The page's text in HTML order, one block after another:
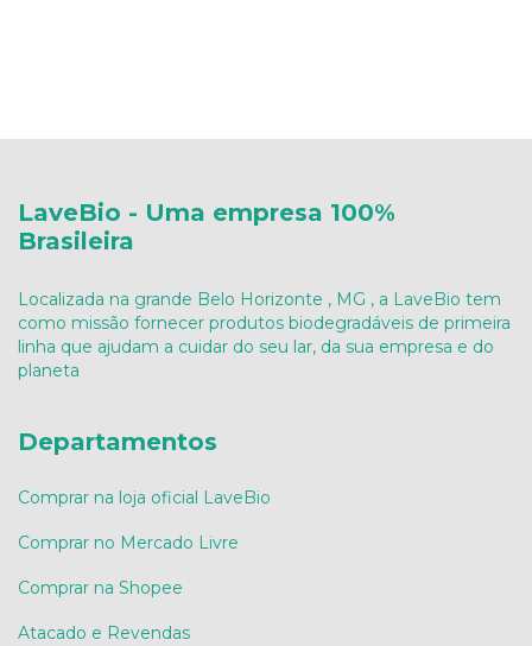
LaveBio - Uma empresa 100%
Brasileira
Localizada na grande Belo Horizonte , MG , a LaveBio tem
como missão fornecer produtos biodegradáveis de primeira
linha que ajudam a cuidar do seu lar, da sua empresa e do
planeta
Departamentos
Comprar na loja oficial LaveBio
Comprar no Mercado Livre
Comprar na Shopee
Atacado e Revendas